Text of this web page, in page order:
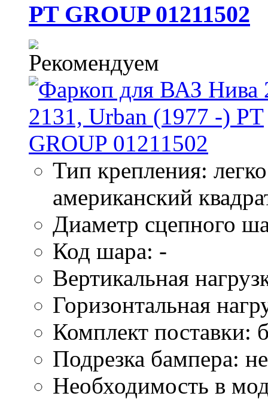
PT GROUP 01211502
Тип крепления:
американский
Диаметр сцепного
Код шара: -
Вертикальная
Горизонтальная
Комплект поставки:
Подрезка бампера:
Необходимость в